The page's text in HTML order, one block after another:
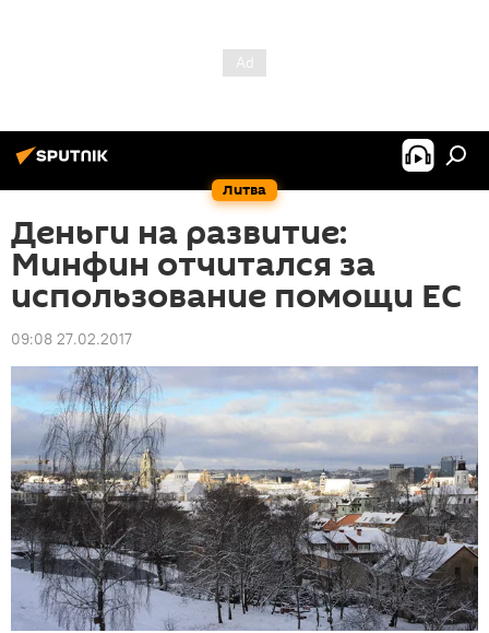
Литва
Деньги на развитие:
Минфин отчитался за
использование помощи ЕС
09:08 27.02.2017